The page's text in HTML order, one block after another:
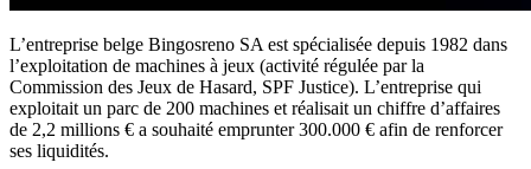
L’entreprise belge Bingosreno SA est spécialisée depuis 1982 dans
l’exploitation de machines à jeux (activité régulée par la
Commission des Jeux de Hasard, SPF Justice). L’entreprise qui
exploitait un parc de 200 machines et réalisait un chiffre d’affaires
de 2,2 millions € a souhaité emprunter 300.000 € afin de renforcer
ses liquidités.